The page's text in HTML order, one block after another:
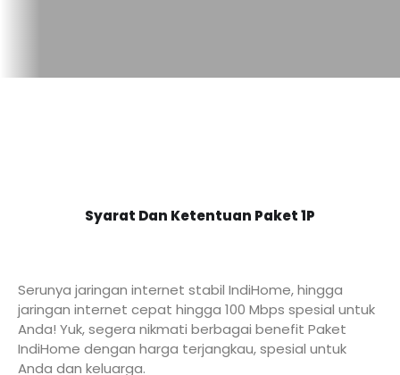
Syarat Dan Ketentuan Paket 1P
Serunya jaringan internet stabil IndiHome, hingga
jaringan internet cepat hingga 100 Mbps spesial untuk
Anda! Yuk, segera nikmati berbagai benefit Paket
IndiHome dengan harga terjangkau, spesial untuk
Anda dan keluarga.